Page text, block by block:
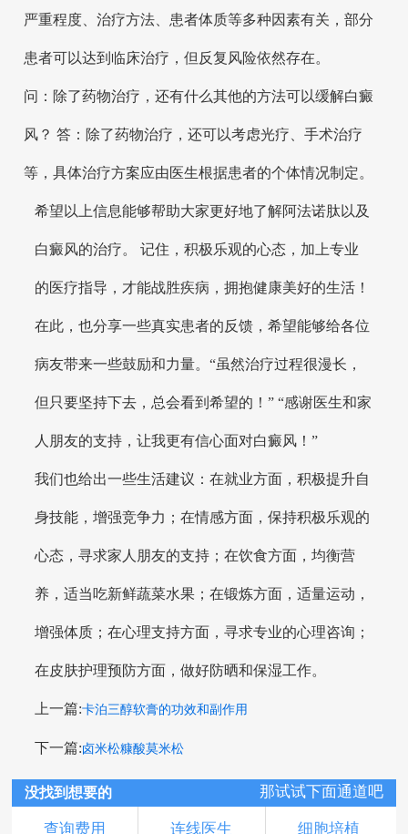
严重程度、治疗方法、患者体质等多种因素有关，部分
患者可以达到临床治疗，但反复风险依然存在。
问：除了药物治疗，还有什么其他的方法可以缓解白癜
风？ 答：除了药物治疗，还可以考虑光疗、手术治疗
等，具体治疗方案应由医生根据患者的个体情况制定。
希望以上信息能够帮助大家更好地了解阿法诺肽以及
白癜风的治疗。 记住，积极乐观的心态，加上专业
的医疗指导，才能战胜疾病，拥抱健康美好的生活！
在此，也分享一些真实患者的反馈，希望能够给各位
病友带来一些鼓励和力量。“虽然治疗过程很漫长，
但只要坚持下去，总会看到希望的！” “感谢医生和家
人朋友的支持，让我更有信心面对白癜风！”
我们也给出一些生活建议：在就业方面，积极提升自
身技能，增强竞争力；在情感方面，保持积极乐观的
心态，寻求家人朋友的支持；在饮食方面，均衡营
养，适当吃新鲜蔬菜水果；在锻炼方面，适量运动，
增强体质；在心理支持方面，寻求专业的心理咨询；
在皮肤护理预防方面，做好防晒和保湿工作。
上一篇:卡泊三醇软膏的功效和副作用
下一篇:卤米松糠酸莫米松
没找到想要的 那试试下面通道吧
查询费用 连线医生 细胞培植